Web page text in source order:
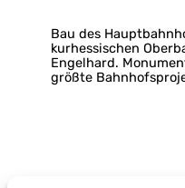
Bau des
kurhessischen
Engelhard.
größte